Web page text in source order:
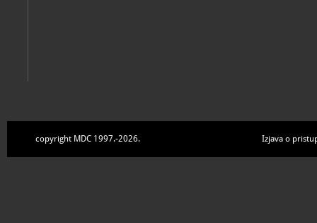
copyright MDC 1997.-2026. Izjava o